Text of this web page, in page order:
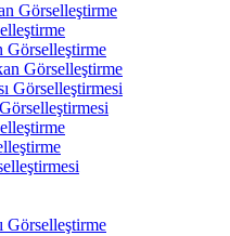
Görselleştirme
Görselleştirme
Görselleştirme
Görselleştirmesi
Görselleştirme